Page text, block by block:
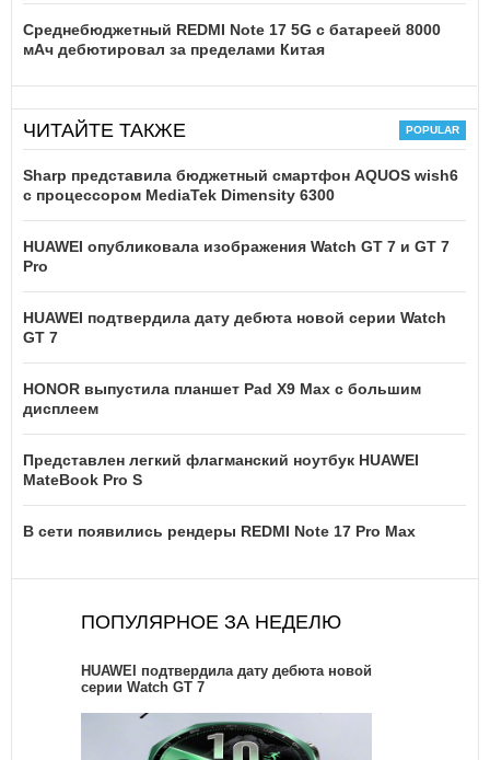
Среднебюджетный REDMI Note 17 5G с батареей 8000
мАч дебютировал за пределами Китая
ЧИТАЙТЕ ТАКЖЕ
Sharp представила бюджетный смартфон AQUOS wish6
с процессором MediaTek Dimensity 6300
HUAWEI опубликовала изображения Watch GT 7 и GT 7
Pro
HUAWEI подтвердила дату дебюта новой серии Watch
GT 7
HONOR выпустила планшет Pad X9 Max с большим
дисплеем
Представлен легкий флагманский ноутбук HUAWEI
MateBook Pro S
В сети появились рендеры REDMI Note 17 Pro Max
ПОПУЛЯРНОЕ ЗА НЕДЕЛЮ
HUAWEI подтвердила дату дебюта новой
серии Watch GT 7